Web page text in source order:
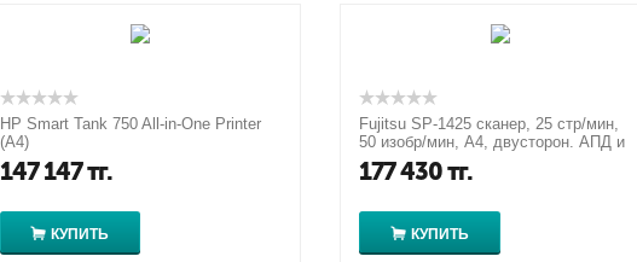
HP Smart Tank 750 All-in-One Printer
(A4)
147 147тг.
КУПИТЬ
Fujitsu SP-1425 сканер, 25 стр/мин,
50 изобр/мин, А4, двусторон. АПД и
планшетный блок, USB 2.0
177 430тг.
КУПИТЬ